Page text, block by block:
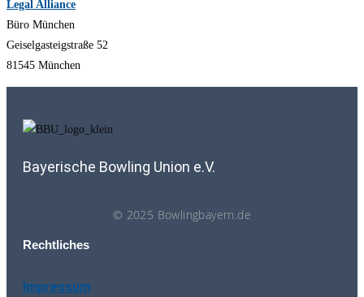
Legal Alliance
Büro München
Geiselgasteigstraße 52
81545 München
Bayerische Bowling Union e.V.
© 2025 Bowlingbayern.de
Rechtliches
Impressum